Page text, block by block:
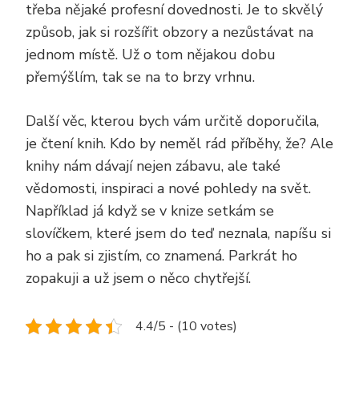
třeba nějaké profesní dovednosti. Je to skvělý
způsob, jak si rozšířit obzory a nezůstávat na
jednom místě. Už o tom nějakou dobu
přemýšlím, tak se na to brzy vrhnu.
Další věc, kterou bych vám určitě doporučila,
je čtení knih. Kdo by neměl rád příběhy, že? Ale
knihy nám dávají nejen zábavu, ale také
vědomosti, inspiraci a nové pohledy na svět.
Například já když se v knize setkám se
slovíčkem, které jsem do teď neznala, napíšu si
ho a pak si zjistím, co znamená. Parkrát ho
zopakuji a už jsem o něco chytřejší.
4.4/5 - (10 votes)